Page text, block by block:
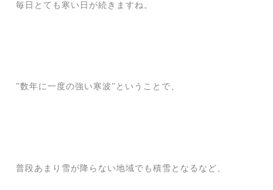
毎日とても寒い日が続きますね。
”数年に一度の強い寒波”ということで、
普段あまり雪が降らない地域でも積雪となるなど、